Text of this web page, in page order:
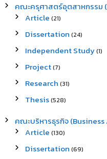
คณะครุศาสตร์อุตสาหกรรม
Article (21)
Dissertation (24)
Independent Study(1)
Project(7)
Research (31)
Thesis(528)
คณะบริหารธุรกิจ
Article (130)
Dissertation (69)